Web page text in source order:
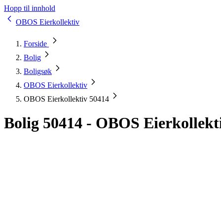
Hopp til innhold
OBOS Eierkollektiv
Forside
Bolig
Boligsøk
OBOS Eierkollektiv
OBOS Eierkollektiv 50414
Bolig 50414 - OBOS